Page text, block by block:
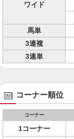
ワイド
馬単
3連複
3連単
コーナー順位
コーナー
1コーナー